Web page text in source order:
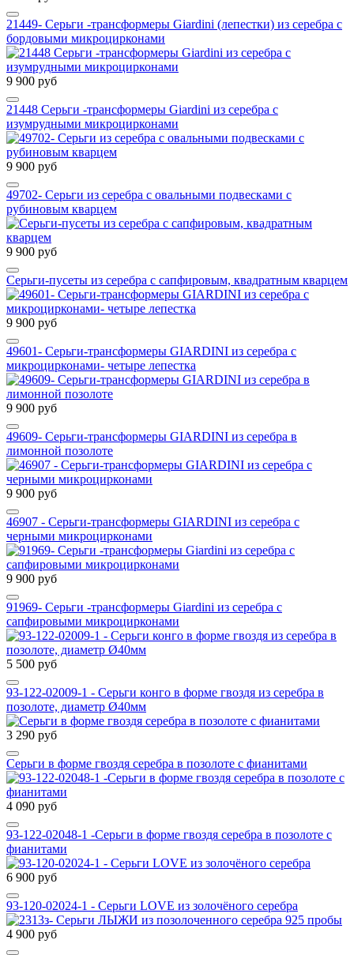
21449- Серьги -трансформеры Giardini (лепестки) из серебра с
бордовыми микроцирконами
9 900 руб
21448 Серьги -трансформеры Giardini из серебра с
изумрудными микроцирконами
9 900 руб
49702- Серьги из серебра с овальными подвесками с
рубиновым кварцем
9 900 руб
Серьги-пусеты из серебра с сапфировым, квадратным кварцем
9 900 руб
49601- Серьги-трансформеры GIARDINI из серебра с
микроцирконами- четыре лепестка
9 900 руб
49609- Серьги-трансформеры GIARDINI из серебра в
лимонной позолоте
9 900 руб
46907 - Серьги-трансформеры GIARDINI из серебра с
черными микроцирконами
9 900 руб
91969- Серьги -трансформеры Giardini из серебра с
сапфировыми микроцирконами
5 500 руб
93-122-02009-1 - Серьги конго в форме гвоздя из серебра в
позолоте, диаметр Ø40мм
3 290 руб
Серьги в форме гвоздя серебра в позолоте с фианитами
4 090 руб
93-122-02048-1 -Серьги в форме гвоздя серебра в позолоте с
фианитами
6 900 руб
93-120-02024-1 - Серьги LOVE из золочёного серебра
4 900 руб